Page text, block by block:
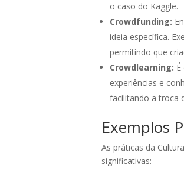
o caso do Kaggle.
Crowdfunding:
ideia específica.
permitindo que
Crowdlearning:
experiências e
facilitando a troca
Exemplos
As práticas da
significativas: